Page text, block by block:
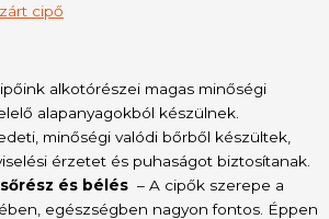
zárt cipő
alkotórészei magas minőségi
alapanyagokból készülnek.
minőségi valódi bőrből készültek,
érzetet és puhaságot biztosítanak.
és bélés – A cipők szerepe a
egészségben nagyon fontos. Éppen